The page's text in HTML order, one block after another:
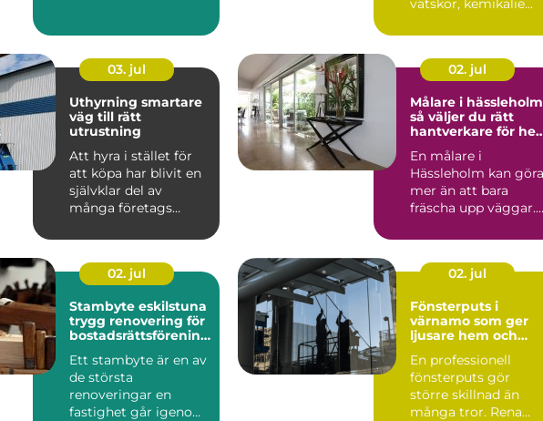
03. jul
Uthyrning smartare
väg till rätt
utrustning
Att hyra i stället för
att köpa har blivit en
självklar del av
många företags
...
02. jul
Målare i hässleholm
så väljer du rätt
hantverkare för
En målare i
Hässleholm kan göra
mer än att bara
fräscha upp väggar.
höja värdet...
02. jul
Stambyte eskilstuna
trygg renovering för
bostadsrättsförening
Ett stambyte är en av
de största
renoveringar en
fastighet går igenom.
02. jul
Fönsterputs i
värnamo som ger
ljusare hem och
En professionell
fönsterputs gör
större skillnad än
många tror. Rena